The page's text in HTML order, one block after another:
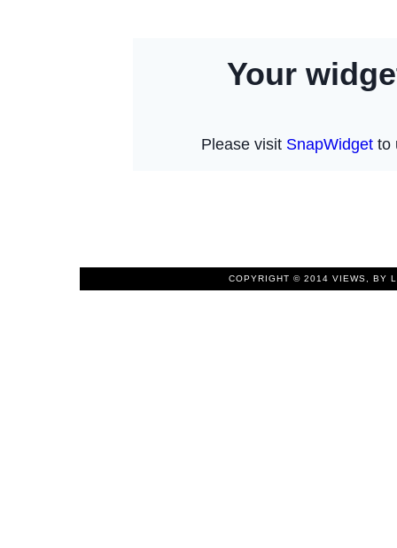
COPYRIGHT © 2014 VIEWS, BY